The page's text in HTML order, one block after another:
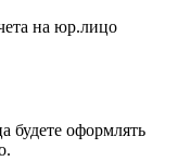
на юр.лицо
будете оформлять